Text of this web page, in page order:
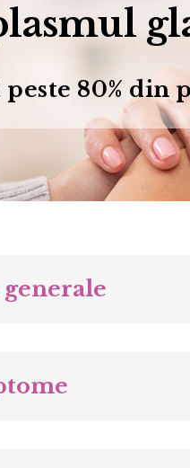
peste 80% din
generale